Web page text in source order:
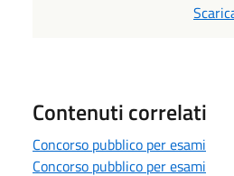
Contenuti correlati
Concorso pubblico per esami
Concorso pubblico per esami